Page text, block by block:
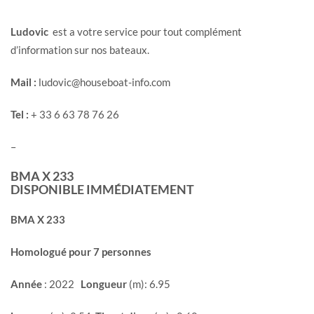
Ludovic est a votre service pour tout complément
d’information sur nos bateaux.
Mail : ludovic@houseboat-info.com
Tel : + 33 6 63 78 76 26
–
BMA X 233
DISPONIBLE IMMÉDIATEMENT
BMA X 233
Homologué pour 7 personnes
Année : 2022 Longueur (m): 6.95